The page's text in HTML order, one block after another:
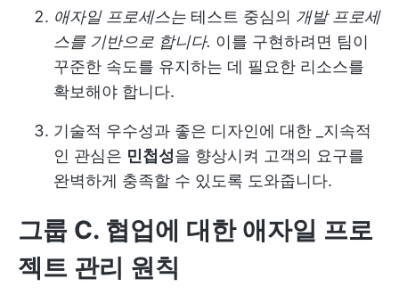
애자일 프로세스는 테스트 중심의 개발 프로세
스를 기반으로 합니다. 이를 구현하려면 팀이
꾸준한 속도를 유지하는 데 필요한 리소스를
확보해야 합니다.
기술적 우수성과 좋은 디자인에 대한 _지속적
인 관심은 민첩성을 향상시켜 고객의 요구를
완벽하게 충족할 수 있도록 도와줍니다.
그룹 C. 협업에 대한 애자일 프로
젝트 관리 원칙